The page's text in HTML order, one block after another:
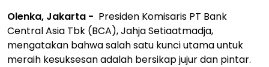
Olenka, Jakarta - Presiden Komisaris PT Bank
Central Asia Tbk (BCA), Jahja Setiaatmadja,
mengatakan bahwa salah satu kunci utama untuk
meraih kesuksesan adalah bersikap jujur dan pintar.